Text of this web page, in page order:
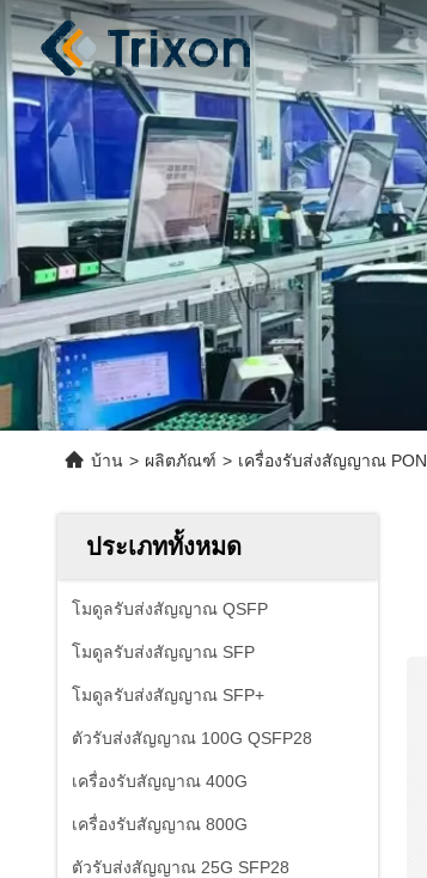
บ้าน > ผลิตภัณฑ์ > เครื่องรับส่งสัญญาณ PON
ประเภททั้งหมด
โมดูลรับส่งสัญญาณ QSFP
โมดูลรับส่งสัญญาณ SFP
โมดูลรับส่งสัญญาณ SFP+
ตัวรับส่งสัญญาณ 100G QSFP28
เครื่องรับสัญญาณ 400G
เครื่องรับสัญญาณ 800G
ตัวรับส่งสัญญาณ 25G SFP28